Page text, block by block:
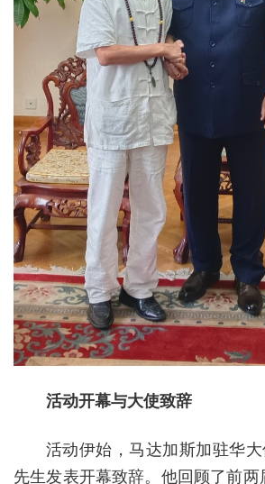
活动开幕与大使致辞
活动伊始，马达加斯加驻华大
先生发表开幕致辞。他回顾了前两